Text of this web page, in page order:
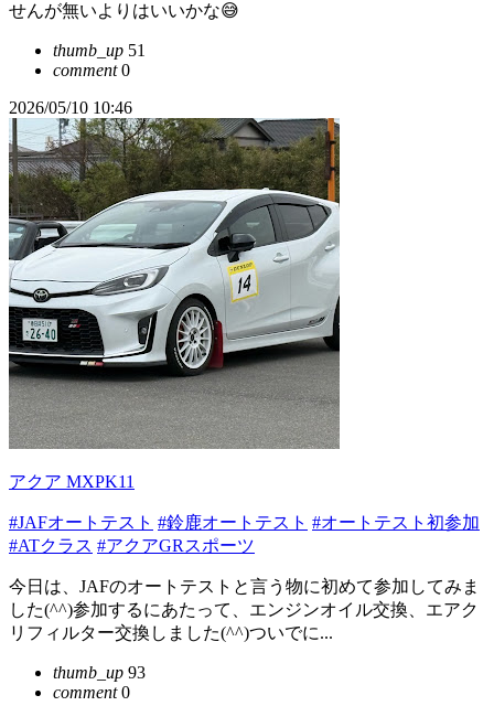
せんが無いよりはいいかな😅
thumb_up 51
comment0
2026/05/10 10:46
アクア MXPK11
#JAFオートテスト #鈴鹿オートテスト #オートテスト初参加
#ATクラス #アクアGRスポーツ
今日は、JAFのオートテストと言う物に初めて参加してみま
した(^^)参加するにあたって、エンジンオイル交換、エアク
リフィルター交換しました(^^)ついでに...
thumb_up 93
comment0